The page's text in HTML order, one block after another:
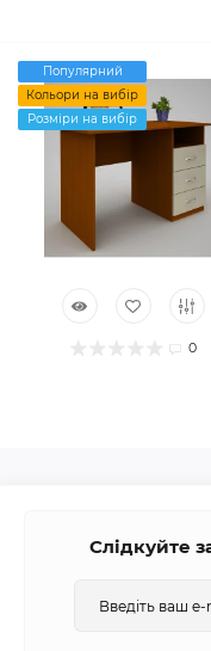
Популярний
Кольори на вибір
Розміри на вибір
0
Слідкуйте